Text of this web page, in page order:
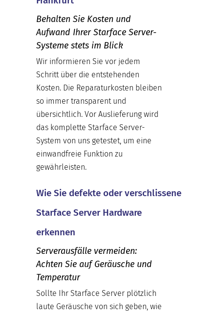
Behalten Sie Kosten und
Aufwand Ihrer Starface Server-
Systeme stets im Blick
Wir informieren Sie vor jedem
Schritt über die entstehenden
Kosten. Die Reparaturkosten bleiben
so immer transparent und
übersichtlich. Vor Auslieferung wird
das komplette Starface Server-
System von uns getestet, um eine
einwandfreie Funktion zu
gewährleisten.
Wie Sie defekte oder verschlissene
Starface Server Hardware
erkennen
Serverausfälle vermeiden:
Achten Sie auf Geräusche und
Temperatur
Sollte Ihr Starface Server plötzlich
laute Geräusche von sich geben, wie